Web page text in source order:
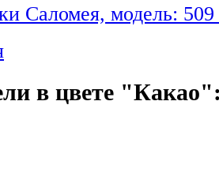
Саломея, модель:
в цвете